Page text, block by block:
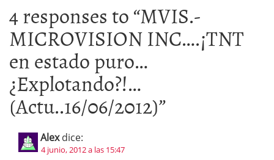
4 responses to “MVIS.-
MICROVISION INC….¡TNT
en estado puro…
¿Explotando?!…
(Actu..16/06/2012)”
Alex dice:
4 junio, 2012 a las 15:47